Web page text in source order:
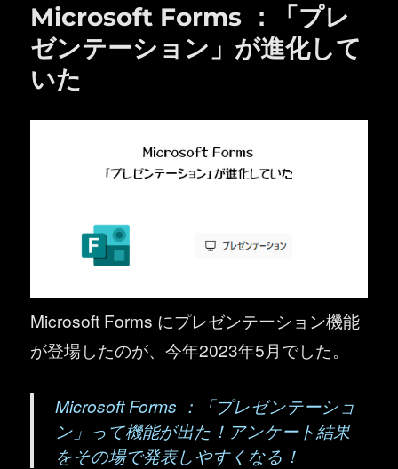
Microsoft Forms ：「プレ
ゼンテーション」が進化して
いた
Microsoft Forms にプレゼンテーション機能
が登場したのが、今年2023年5月でした。
Microsoft Forms ：「プレゼンテーショ
ン」って機能が出た！アンケート結果
をその場で発表しやすくなる！